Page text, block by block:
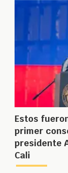
Estos
primer
presidente
Cali